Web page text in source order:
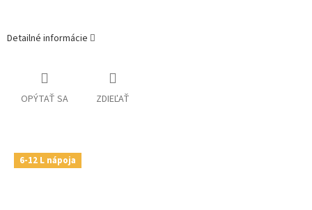
Detailné informácie
OPÝTAŤ SA ZDIEĽAŤ
6-12 L nápoja